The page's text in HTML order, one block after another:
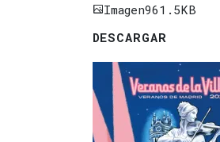
Imagen961.5KB
DESCARGAR